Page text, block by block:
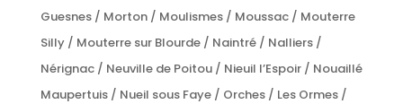
Guesnes / Morton / Moulismes / Moussac / Mouterre
Silly / Mouterre sur Blourde / Naintré / Nalliers /
Nérignac / Neuville de Poitou / Nieuil l’Espoir / Nouaillé
Maupertuis / Nueil sous Faye / Orches / Les Ormes /